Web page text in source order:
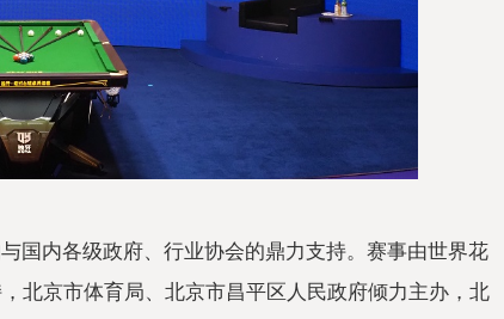
国内各级政府、行业协会的鼎力支持。赛事由世界花
北京市体育局、北京市昌平区 人民政府倾力主办，北